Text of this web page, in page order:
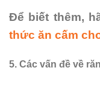
Để biết thêm,
thức ăn cấm
5. Các vấn đề về